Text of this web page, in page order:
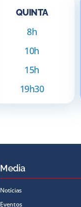
QUINTA
8h
10h
15h
19h30
Media
Notícias
Eventos